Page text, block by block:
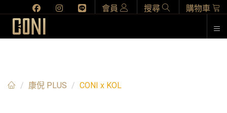
會員 搜尋 購物車
康倪 PLUS CONI x KOL